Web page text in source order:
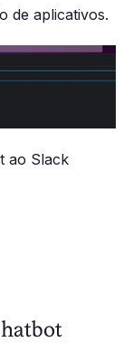
de aplicativos.
ao Slack